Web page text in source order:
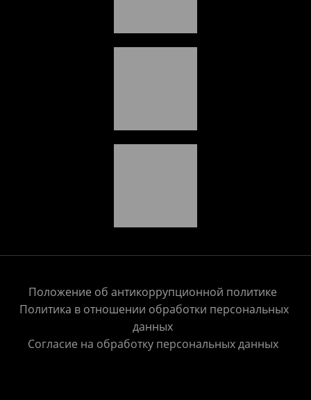
Положение об антикоррупционной политике
Политика в отношении обработки персональных
данных
Согласие на обработку персональных данных